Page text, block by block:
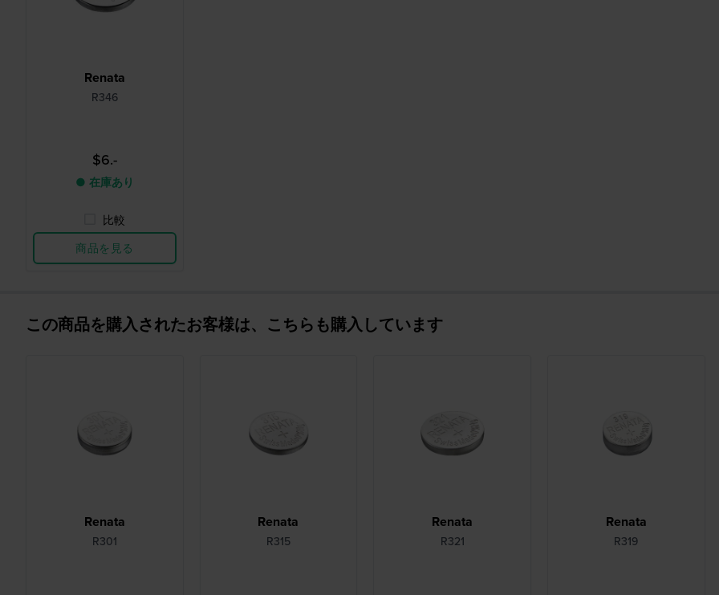
Renata
R346
$6.-
● 在庫あり
比較
商品を見る
この商品を購入されたお客様は、こちらも購入しています
Renata
R301
Renata
R315
Renata
R321
Renata
R319